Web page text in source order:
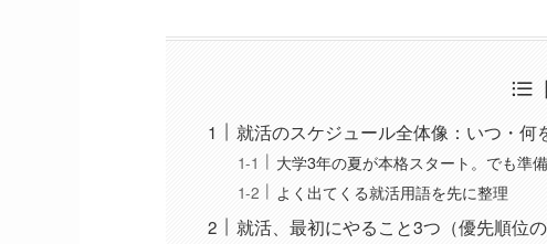
就活のスケジュール全体像：いつ・何
大学3年の夏が本格スタート。でも準
よく出てくる就活用語を先に整理
就活、最初にやること3つ（優先順位の